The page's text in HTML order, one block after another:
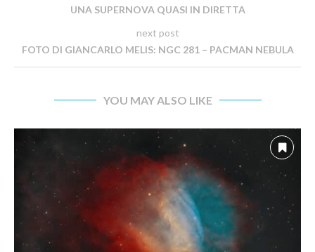
UNA SUPERNOVA QUASI IN DIRETTA
next post
FOTO DI GIANCARLO MELIS: NGC 281 – PACMAN NEBULA
YOU MAY ALSO LIKE